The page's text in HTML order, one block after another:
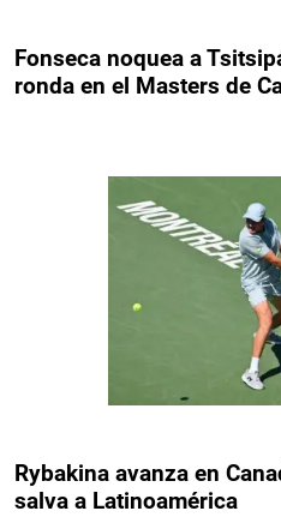
Fonseca noquea a
ronda en el Masters de
Rybakina avanza en
salva a Latinoamérica